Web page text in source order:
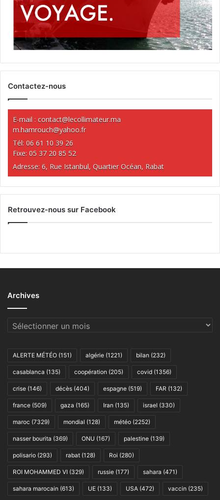
Contactez-nous
E-mail : contact@lecollimateur.ma
m.hamrouch@yahoo.fr
Tél: 06 61 10 39 26
Fixe: 05 37 20 85 52
Adresse: 6, Rue Istanbul, Quartier Océan, Rabat
Retrouvez-nous sur Facebook
Archives
Archives
ALERTE MÉTÉO (151) algérie (1221) bilan (232)
casablanca (135) coopération (205) covid (1356)
crise (146) décès (404) espagne (519) FAR (132)
france (509) gaza (165) Iran (135) israel (330)
maroc (7329) mondial (128) météo (2252)
nasser bourita (369) ONU (167) palestine (139)
polisario (293) rabat (128) Roi (280)
ROI MOHAMMED VI (329) russie (177) sahara (471)
sahara marocain (613) UE (133) USA (472) vaccin (235)